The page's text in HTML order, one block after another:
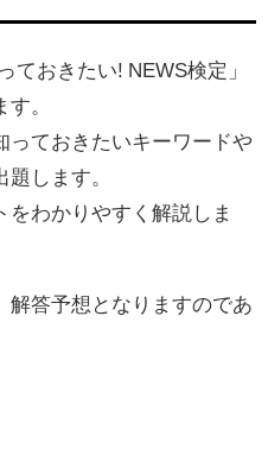
ておきたい! NEWS検定」
。
っておきたいキーワードや
します。
わかりやすく解説しま
解答予想となりますのであ